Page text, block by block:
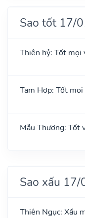
Sao tốt 17/
Thiên hỷ: Tốt mọi
Tam Hợp: Tốt mọi
Mẫu Thương: Tốt
Sao xấu
Thiên Ngục: Xấu